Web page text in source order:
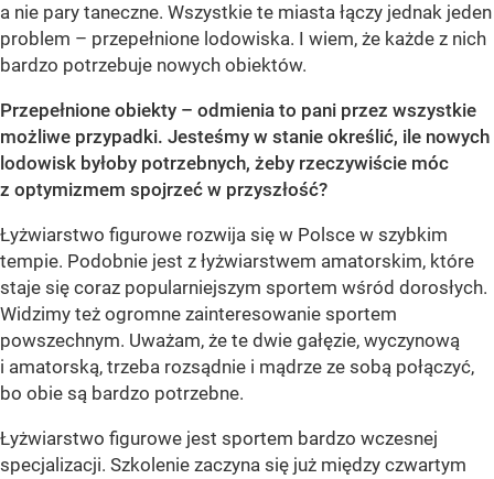
a nie pary taneczne. Wszystkie te miasta łączy jednak jeden
problem – przepełnione lodowiska. I wiem, że każde z nich
bardzo potrzebuje nowych obiektów.
Przepełnione obiekty – odmienia to pani przez wszystkie
możliwe przypadki. Jesteśmy w stanie określić, ile nowych
lodowisk byłoby potrzebnych, żeby rzeczywiście móc
z optymizmem spojrzeć w przyszłość?
Łyżwiarstwo figurowe rozwija się w Polsce w szybkim
tempie. Podobnie jest z łyżwiarstwem amatorskim, które
staje się coraz popularniejszym sportem wśród dorosłych.
Widzimy też ogromne zainteresowanie sportem
powszechnym. Uważam, że te dwie gałęzie, wyczynową
i amatorską, trzeba rozsądnie i mądrze ze sobą połączyć,
bo obie są bardzo potrzebne.
Łyżwiarstwo figurowe jest sportem bardzo wczesnej
specjalizacji. Szkolenie zaczyna się już między czwartym